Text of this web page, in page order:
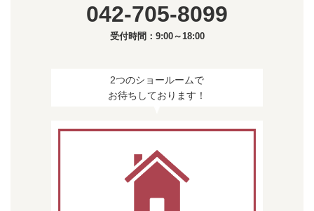
042-705-8099
受付時間：9:00～18:00
2つのショールームで
お待ちしております！